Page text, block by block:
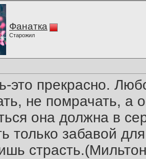
Фанатка
Старожил
это прекрасно.
не помрачать, а
она должна в
только забавой